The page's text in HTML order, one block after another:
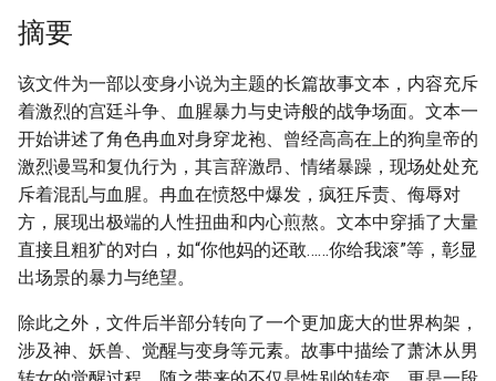
摘要
该文件为一部以变身小说为主题的长篇故事文本，内容充斥
着激烈的宫廷斗争、血腥暴力与史诗般的战争场面。文本一
开始讲述了角色冉血对身穿龙袍、曾经高高在上的狗皇帝的
激烈谩骂和复仇行为，其言辞激昂、情绪暴躁，现场处处充
斥着混乱与血腥。冉血在愤怒中爆发，疯狂斥责、侮辱对
方，展现出极端的人性扭曲和内心煎熬。文本中穿插了大量
直接且粗犷的对白，如“你他妈的还敢……你给我滚”等，彰显
出场景的暴力与绝望。
除此之外，文件后半部分转向了一个更加庞大的世界构架，
涉及神、妖兽、觉醒与变身等元素。故事中描绘了萧沐从男